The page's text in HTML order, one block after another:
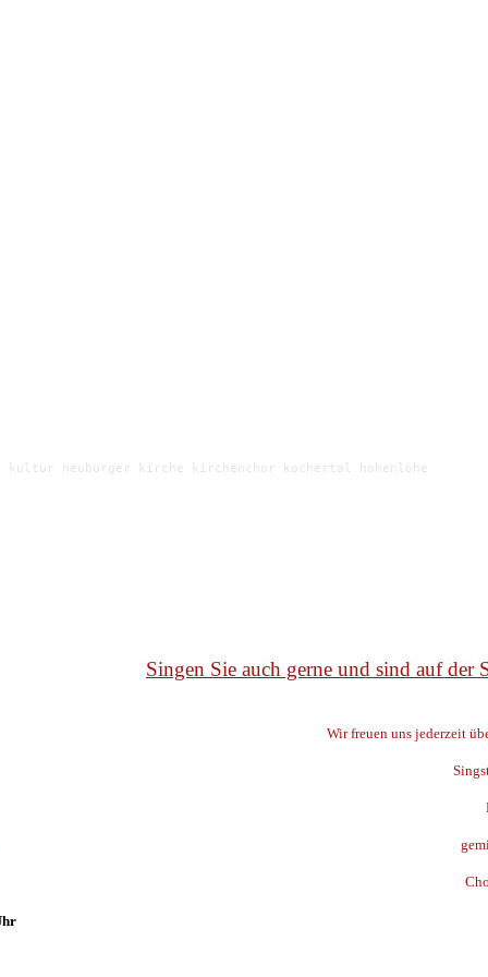
neubürger kirche kirchenchor kochertal hohenlohe
Singen Sie auch gerne und sind auf der
Wir freuen uns jederzeit